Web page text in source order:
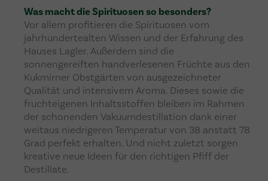
Was macht die Spirituosen so besonders?
Vor allem profitieren die Spirituosen vom
jahrhundertealten Wissen und der Erfahrung des
Hauses Lagler. Außerdem sind die
sonnengereiften handverlesenen Früchte aus den
Kukmirner Obstgärten von ausgezeichneter
Qualität und intensivem Aroma. Dieses sowie die
fruchteigenen Inhaltsstoffen bleiben im Rahmen
der schonenden Vakuumdestillation dank einer
weitaus niedrigeren Temperatur von 38 anstatt 78
Grad perfekt erhalten. Und nicht zuletzt sorgen
kreative neue Ideen für den richtigen Pfiff der
Destillate.